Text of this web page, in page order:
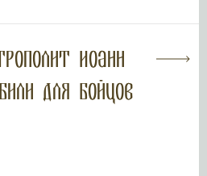
Иоанн
для бойцов